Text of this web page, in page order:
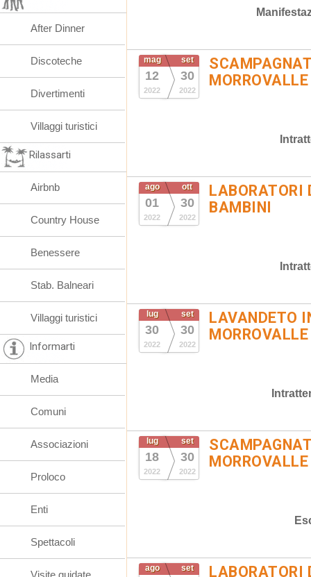
mag
12
2022
set
30
2022
MORROVALLE
ago
01
2022
ott
30
2022
LABORATORI
BAMBINI
lug
30
2022
set
30
2022
LAVANDETO
MORROVALLE
lug
18
2022
set
30
2022
MORROVALLE
ago set LABORATORI
After Dinner
Discoteche
Divertimenti
Villaggi turistici
Rilassarti
Airbnb
Country House
Benessere
Stab. Balneari
Villaggi turistici
Informarti
Media
Comuni
Associazioni
Proloco
Enti
Spettacoli
Visite guidate